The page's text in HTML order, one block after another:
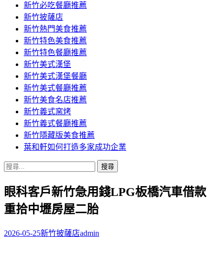
新竹必吃餐廳推薦
新竹披薩店
新竹熱門美食推薦
新竹特色美食推薦
新竹特色餐廳推薦
新竹美式漢堡
新竹美式漢堡餐廳
新竹美式餐廳推薦
新竹美食名店推薦
新竹義式窯烤
新竹義式餐廳推薦
新竹隱藏版美食推薦
葉和軒如何打造多家成功企業
搜
關
鍵
字:
眼科客戶新竹急用錢LPG板橋汽車借款
重拾中壢房屋二胎
2026-05-25新竹披薩店admin